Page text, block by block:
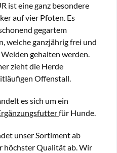
ist eine ganz besondere
auf vier Pfoten. Es
gegartem
welche ganzjährig frei und
gehalten werden.
zieht die Herde
Offenstall.
es sich um ein
für Hunde.
unser Sortiment ab
höchster Qualität ab. Wir